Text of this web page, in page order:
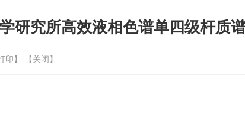
研究所高效液相色谱单四级杆质
印】 【关闭】